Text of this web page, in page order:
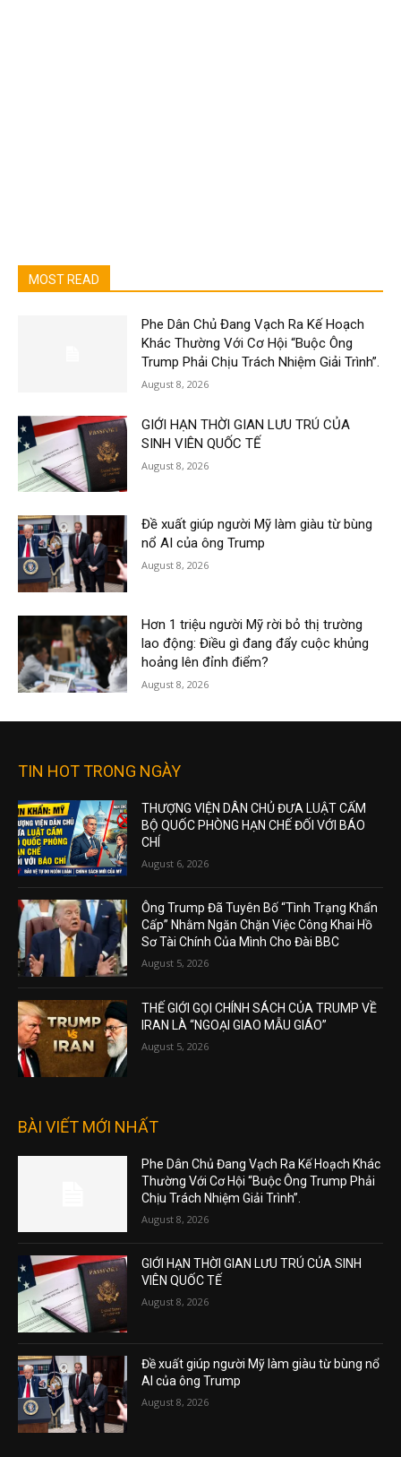
MOST READ
Phe Dân Chủ Đang Vạch Ra Kế Hoạch
Khác Thường Với Cơ Hội “Buộc Ông
Trump Phải Chịu Trách Nhiệm Giải Trình”.
August 8, 2026
GIỚI HẠN THỜI GIAN LƯU TRÚ CỦA
SINH VIÊN QUỐC TẾ
August 8, 2026
Đề xuất giúp người Mỹ làm giàu từ bùng
nổ AI của ông Trump
August 8, 2026
Hơn 1 triệu người Mỹ rời bỏ thị trường
lao động: Điều gì đang đẩy cuộc khủng
hoảng lên đỉnh điểm?
August 8, 2026
TIN HOT TRONG NGÀY
THƯỢNG VIỆN DÂN CHỦ ĐƯA LUẬT CẤM
BỘ QUỐC PHÒNG HẠN CHẾ ĐỐI VỚI BÁO
CHÍ
August 6, 2026
Ông Trump Đã Tuyên Bố “Tình Trạng Khẩn
Cấp” Nhằm Ngăn Chặn Việc Công Khai Hồ
Sơ Tài Chính Của Mình Cho Đài BBC
August 5, 2026
THẾ GIỚI GỌI CHÍNH SÁCH CỦA TRUMP VỀ
IRAN LÀ “NGOẠI GIAO MẪU GIÁO”
August 5, 2026
BÀI VIẾT MỚI NHẤT
Phe Dân Chủ Đang Vạch Ra Kế Hoạch Khác
Thường Với Cơ Hội “Buộc Ông Trump Phải
Chịu Trách Nhiệm Giải Trình”.
August 8, 2026
GIỚI HẠN THỜI GIAN LƯU TRÚ CỦA SINH
VIÊN QUỐC TẾ
August 8, 2026
Đề xuất giúp người Mỹ làm giàu từ bùng nổ
AI của ông Trump
August 8, 2026